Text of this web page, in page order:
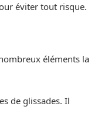
éviter tout risque.
éléments la
de glissades. Il